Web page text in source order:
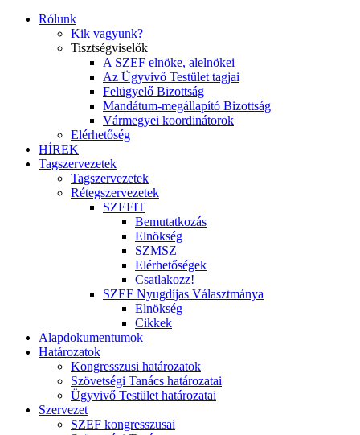
Rólunk
Kik vagyunk?
Tisztségviselők
A SZEF elnöke, alelnökei
Az Ügyvivő Testület tagjai
Felügyelő Bizottság
Mandátum-megállapító Bizottság
Vármegyei koordinátorok
Elérhetőség
HÍREK
Tagszervezetek
Tagszervezetek
Rétegszervezetek
SZEFIT
Bemutatkozás
Elnökség
SZMSZ
Elérhetőségek
Csatlakozz!
SZEF Nyugdíjas Választmánya
Elnökség
Cikkek
Alapdokumentumok
Határozatok
Kongresszusi határozatok
Szövetségi Tanács határozatai
Ügyvivő Testület határozatai
Szervezet
SZEF kongresszusai